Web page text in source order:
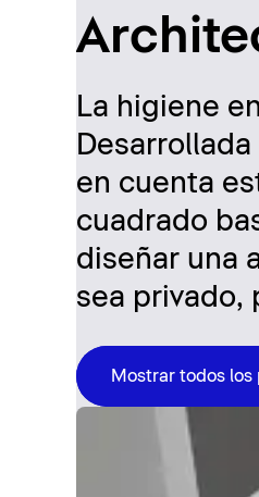
La higiene
en cuenta
cuadrado
diseñar una
sea privado,
Mostrar todos